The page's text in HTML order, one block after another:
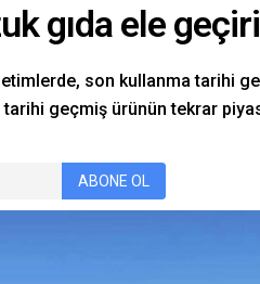
gıda ele
son kullanma tarihi
geçmiş ürünün tekrar
ABONE OL